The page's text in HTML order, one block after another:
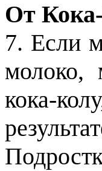
От
7. Если
молоко,
кока-